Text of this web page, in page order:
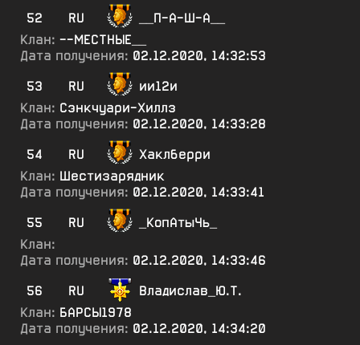
52
RU
__П-А-Ш-А__
Клан: --МЕСТНЫЕ__
Дата получения: 02.12.2020, 14:32:53
53
RU
ии12и
Клан: Сэнкчуари-Хиллз
Дата получения: 02.12.2020, 14:33:28
54
RU
Хаклберри
Клан: Шестизарядник
Дата получения: 02.12.2020, 14:33:41
55
RU
_КопАтыЧь_
Клан:
Дата получения: 02.12.2020, 14:33:46
56
RU
Владислав_Ю.Т.
Клан: БАРСЫ1978
Дата получения: 02.12.2020, 14:34:20